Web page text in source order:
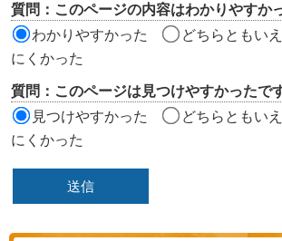
ア
質問：このページの内容はわかりやすか
わかりやすかった
どちらともい
にくかった
質問：このページは見つけやすかったで
見つけやすかった
どちらともい
にくかった